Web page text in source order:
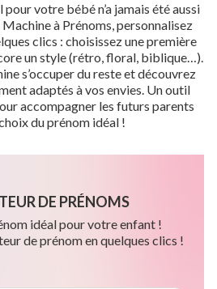
votre bébé n’a jamais été aussi
à Prénoms, personnalisez
clics : choisissez une première
un style (rétro, floral, biblique…).
s’occuper du reste et découvrez
adaptés à vos envies. Un outil
accompagner les futurs parents
du prénom idéal !
DE PRÉNOMS
idéal pour votre enfant !
de prénom en quelques clics !